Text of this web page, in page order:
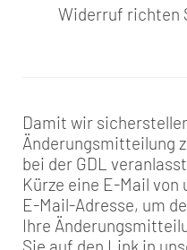
Widerruf richten
Damit wir
Änderungsmitteilung
bei der GDL
Kürze eine E-Mail
E-Mail-Adresse, um
Ihre